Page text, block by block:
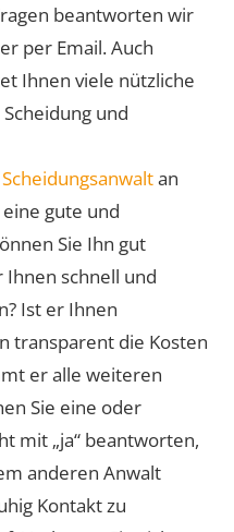
beantworten wir
per Email. Auch
Ihnen viele nützliche
und
Scheidungsanwaltan
gute und
Sie Ihn gut
schnell und
Ist er Ihnen
transparent die Kosten
er alle weiteren
Sie eine oder
mit „ja“ beantworten,
anderen Anwalt
Kontakt zu